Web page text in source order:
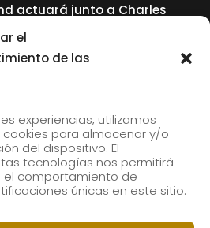
el
de las
experiencias, utilizamos
para almacenar y/o
del dispositivo. El
tecnologías nos permitirá
comportamiento de
únicas en este sitio.
actuará junto a Charles
to receive our news by